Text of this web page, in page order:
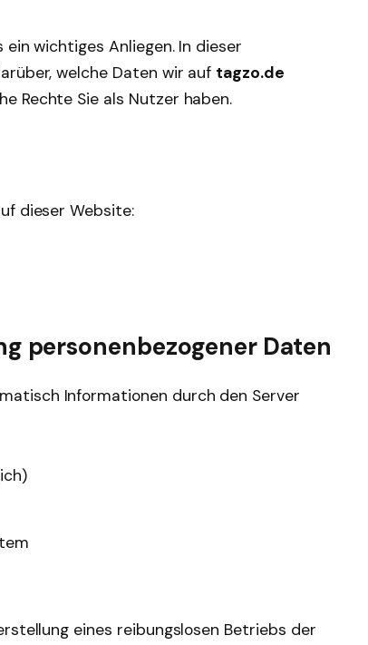
wichtiges Anliegen. In dieser
welche Daten wir auf tagzo.de
Rechte Sie als Nutzer haben.
dieser Website:
personenbezogener Daten
Informationen durch den Server
eines reibungslosen Betriebs der